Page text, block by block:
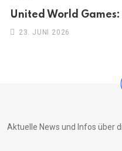
United World
23. JUNI 2026
Aktuelle News und Infos über